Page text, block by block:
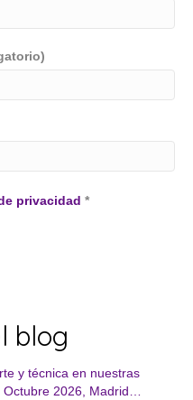
privacidad *
blog
y técnica en nuestras
Octubre 2026, Madrid…